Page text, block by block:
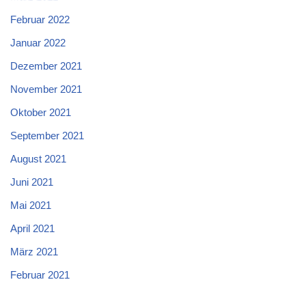
Februar 2022
Januar 2022
Dezember 2021
November 2021
Oktober 2021
September 2021
August 2021
Juni 2021
Mai 2021
April 2021
März 2021
Februar 2021